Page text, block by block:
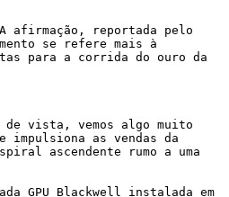
afirmação, reportada pelo
se refere mais à
para a corrida do ouro da
de vista, vemos algo muito
as vendas da
ascendente rumo a uma
GPU Blackwell instalada em